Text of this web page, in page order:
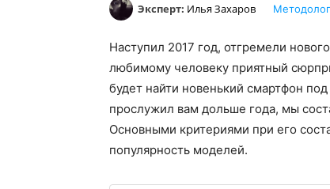
Эксперт: Илья Захаров
Наступил 2017 год, отгремели
любимому человеку приятный
будет найти новенький смартфон
прослужил вам дольше года, мы
Основными критериями при его
популярность моделей.